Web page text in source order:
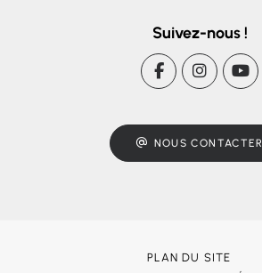
Suivez-nous !
NOUS CONTACTER
PLAN DU SITE